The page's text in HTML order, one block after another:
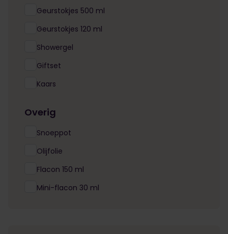
Geurstokjes 500 ml
Geurstokjes 120 ml
Showergel
Giftset
Kaars
Overig
Snoeppot
Olijfolie
Flacon 150 ml
Mini-flacon 30 ml